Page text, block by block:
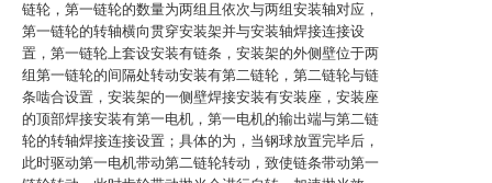
链轮，第一链轮的数量为两组且依次与两组安装轴对应，
第一链轮的转轴横向贯穿安装架并与安装轴焊接连接设
置，第一链轮上套设安装有链条，安装架的外侧壁位于两
组第一链轮的间隔处转动安装有第二链轮，第二链轮与链
条啮合设置，安装架的一侧壁焊接安装有安装座，安装座
的顶部焊接安装有第一电机，第一电机的输出端与第二链
轮的转轴焊接连接设置；具体的为，当钢球放置完毕后，
此时驱动第一电机带动第二链轮转动，致使链条带动第一